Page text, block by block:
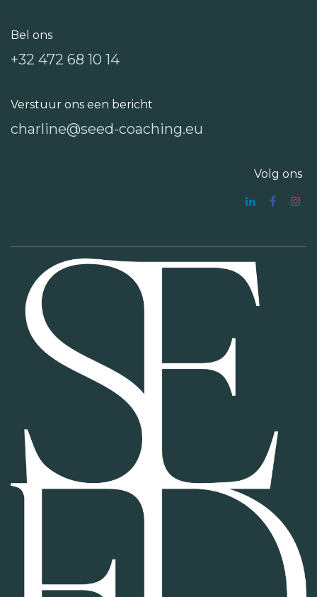
Bel ons
+32 472 68 10 14
Verstuur ons een bericht
charline@seed-coaching.eu
Volg ons